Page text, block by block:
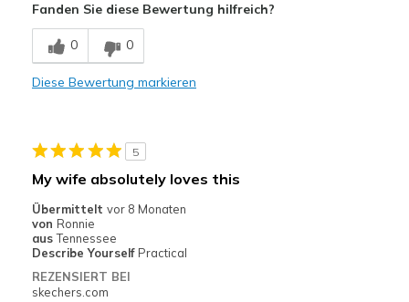
Comfortable
Durable
Casual Wear
Width
Sizing
Feels half size too big
Fanden Sie diese Bewertung hilfreich?
0 0
Diese Bewertung markieren
5
My wife absolutely loves this
Übermittelt vor 8 Monaten
von Ronnie
aus Tennessee
Describe Yourself Practical
REZENSIERT BEI
skechers.com